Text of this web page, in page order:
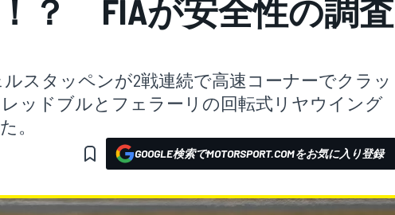
？ FIAが安全性の調査
ルスタッペンが2戦連続で高速コーナーでクラッ
ッドブルとフェラーリの回転式リヤウイング
。
GOOGLE検索でMOTORSPORT.COMをお気に入り登録